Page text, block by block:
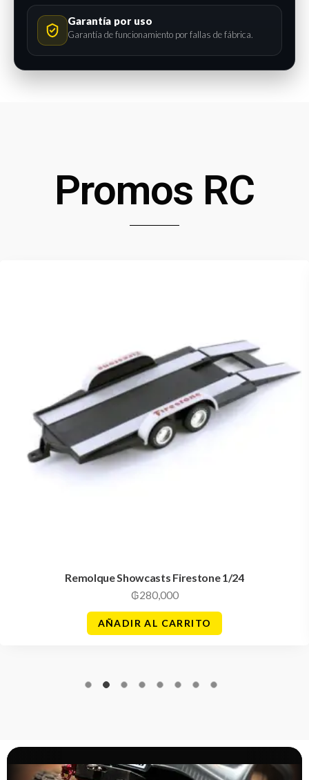
Garantía por uso
Garantía de funcionamiento por fallas de fábrica.
Promos RC
Remolque Showcasts Firestone 1/24
₲280,000
AÑADIR AL CARRITO